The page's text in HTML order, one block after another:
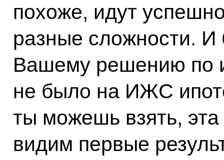
похоже, идут
разные сложности. И
Вашему решению по
не было на ИЖС
ты можешь взять,
видим первые